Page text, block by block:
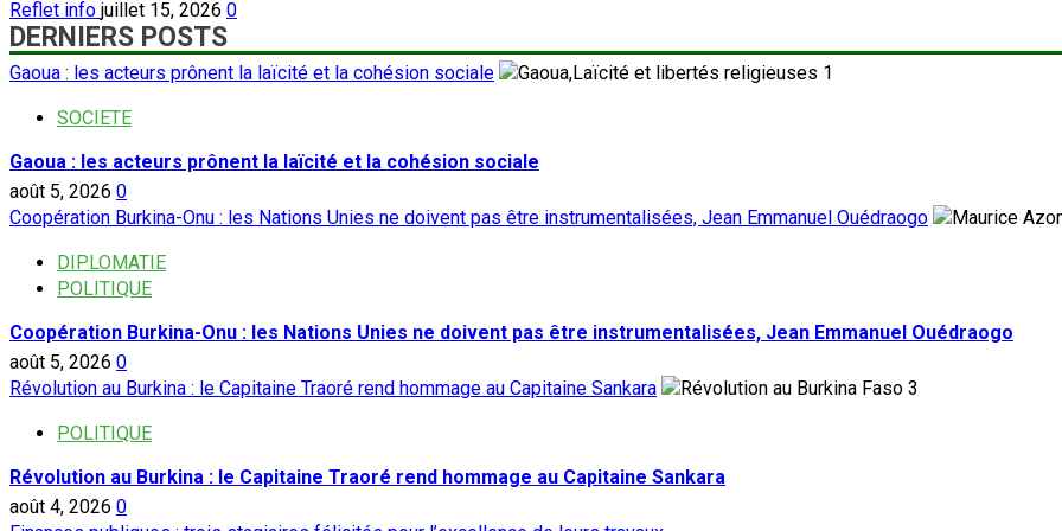
Reflet info juillet 15, 2026 0
DERNIERS POSTS
Gaoua : les acteurs prônent la laïcité et la cohésion sociale
1
SOCIETE
Gaoua : les acteurs prônent la laïcité et la cohésion sociale
août 5, 2026 0
Coopération Burkina-Onu : les Nations Unies ne doivent pas être instrumentalisées, Jean Emmanuel Ouédraogo
DIPLOMATIE
POLITIQUE
Coopération Burkina-Onu : les Nations Unies ne doivent pas être instrumentalisées, Jean Emmanuel Ouédraogo
août 5, 2026 0
Révolution au Burkina : le Capitaine Traoré rend hommage au Capitaine Sankara
3
POLITIQUE
Révolution au Burkina : le Capitaine Traoré rend hommage au Capitaine Sankara
août 4, 2026 0